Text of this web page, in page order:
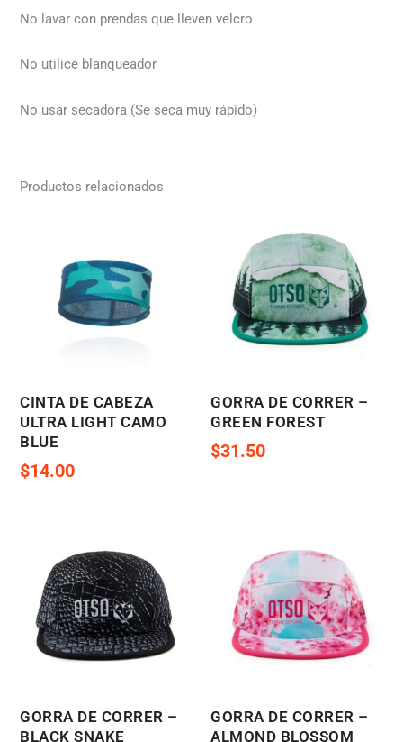
No lavar con prendas que lleven velcro
No utilice blanqueador
No usar secadora (Se seca muy rápido)
Productos relacionados
CINTA DE CABEZA
ULTRA LIGHT CAMO
BLUE
$14.00
GORRA DE CORRER –
GREEN FOREST
$31.50
GORRA DE CORRER –
BLACK SNAKE
GORRA DE CORRER –
ALMOND BLOSSOM